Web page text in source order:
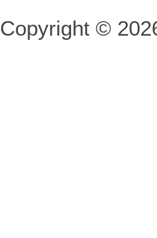
Copyright ©